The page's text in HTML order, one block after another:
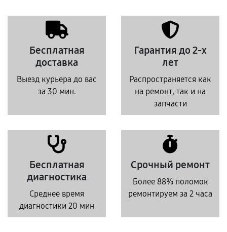
Бесплатная
доставка
Выезд курьера до вас
за 30 мин.
Гарантия до 2-х
лет
Распространяется как
на ремонт, так и на
запчасти
Бесплатная
диагностика
Среднее время
диагностики 20 мин
Срочный ремонт
Более 88% поломок
ремонтируем за 2 часа